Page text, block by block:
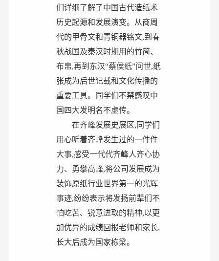
们详细了解了中国古代造纸术
历史起源和发展演变。从商周
代的甲骨文和青铜器铭文,到春
秋战国及秦汉时期用的竹简、
布帛,再到东汉“蔡侯纸”问世,纸
张成为后世记载和文化传播的
重要工具。同学们不禁感叹中
国四大发明名不虚传。
在齐峰发展史展区, 同学们
用心听着齐峰发生过的一件件
大事,感受一代代齐峰人齐心协
力、勇攀高峰,将公司发展成为
装饰原纸行业世界第一的光辉
事迹,纷纷表示将发扬前辈们不
怕吃苦、锐意进取的精神,以更
加优异的成绩回报老师和家长,
长大后成为国家栋梁。